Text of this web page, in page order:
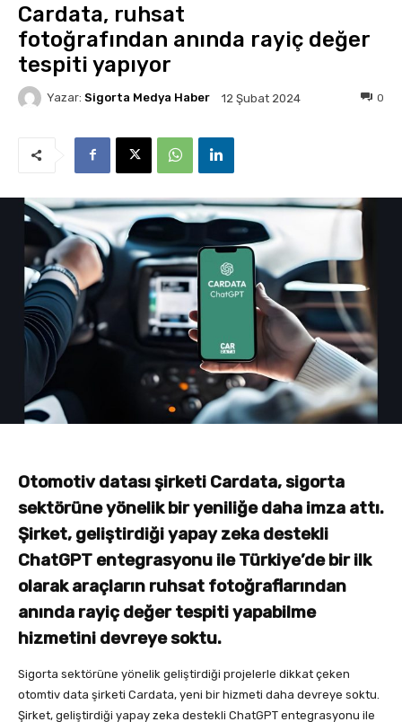
Cardata, ruhsat
fotoğrafından anında rayiç değer
tespiti yapıyor
Yazar: Sigorta Medya Haber 12 Şubat 2024 0
Otomotiv datası şirketi Cardata, sigorta
sektörüne yönelik bir yeniliğe daha imza attı.
Şirket, geliştirdiği yapay zeka destekli
ChatGPT entegrasyonu ile Türkiye’de bir ilk
olarak araçların ruhsat fotoğraflarından
anında rayiç değer tespiti yapabilme
hizmetini devreye soktu.
Sigorta sektörüne yönelik geliştirdiği projelerle dikkat çeken
otomtiv data şirketi Cardata, yeni bir hizmeti daha devreye soktu.
Şirket, geliştirdiği yapay zeka destekli ChatGPT entegrasyonu ile